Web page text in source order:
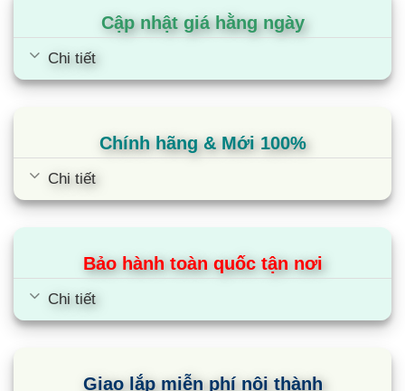
Cập nhật giá hằng ngày
Chi tiết
Chính hãng & Mới 100%
Chi tiết
Bảo hành toàn quốc tận nơi
Chi tiết
Giao lắp miễn phí nội thành